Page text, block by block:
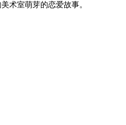
术室萌芽的恋爱故事。